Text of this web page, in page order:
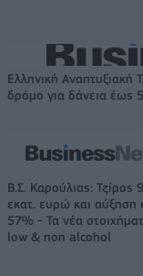
Ελληνική Αναπτυξιακή
δρόμο για δάνεια έως
Β.Σ. Καρούλιας: Τζίρος
εκατ. ευρώ και αύξηση
57% - Τα νέα
low & non alcohol